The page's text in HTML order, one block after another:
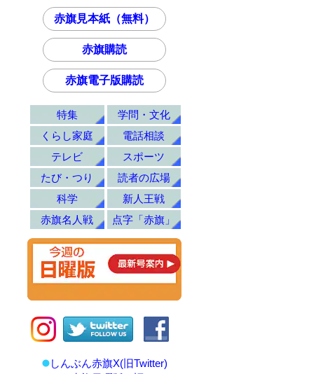
赤旗見本紙（無料）
赤旗購読
赤旗電子版購読
特集
学問・文化
くらし家庭
電話相談
テレビ
スポーツ
たび・つり
読者の広場
科学
新人王戦
赤旗名人戦
点字「赤旗」
しんぶん赤旗X(旧Twitter)